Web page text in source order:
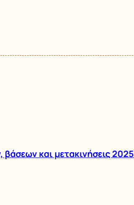
και μετακινήσεις 2025